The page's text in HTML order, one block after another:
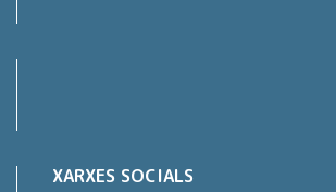
XARXES SOCIALS